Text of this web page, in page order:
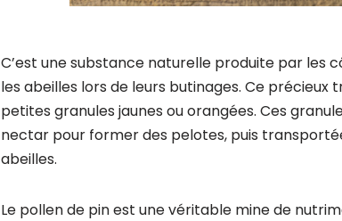
C’est une substance naturelle produite par les
les abeilles lors de leurs butinages. Ce
petites granules jaunes ou orangées. Ces
nectar pour former des pelotes, puis
abeilles.
Le pollen de pin est une véritable mine de